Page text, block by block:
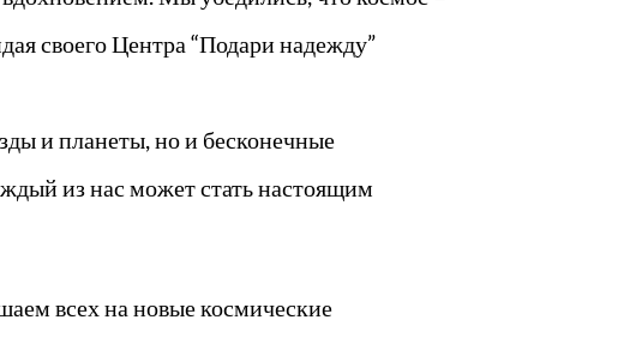
своего Центра “Подари надежду”
и планеты, но и бесконечные
из нас может стать настоящим
всех на новые космические